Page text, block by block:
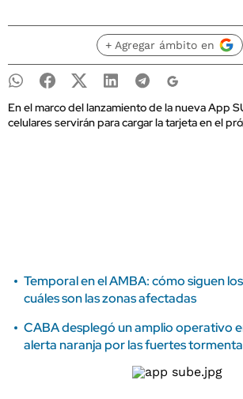
+ Agregar ámbito en
En el marco del lanzamiento de la nueva App
celulares servirán para cargar la tarjeta en el
Temporal en el AMBA: cómo siguen
cuáles son las zonas afectadas
CABA desplegó un amplio operativo
alerta naranja por las fuertes